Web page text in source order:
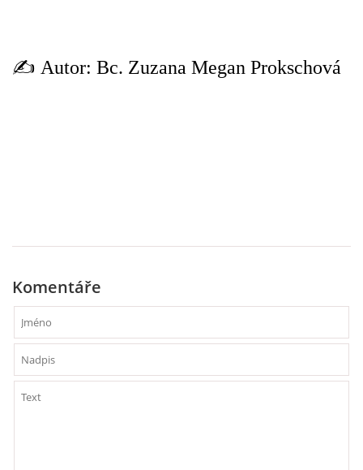
VÁNOČNÍ TVOŘENÍ
POLYTECHNICKÉ ČINNOSTI
PORTFÓLIO DÍTĚTE
✍️ Autor: Bc. Zuzana Megan Prokschová
Komentáře